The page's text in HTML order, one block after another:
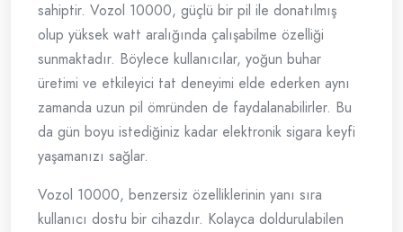
sahiptir. Vozol 10000, güçlü bir pil ile donatılmış
olup yüksek watt aralığında çalışabilme özelliği
sunmaktadır. Böylece kullanıcılar, yoğun buhar
üretimi ve etkileyici tat deneyimi elde ederken aynı
zamanda uzun pil ömründen de faydalanabilirler. Bu
da gün boyu istediğiniz kadar elektronik sigara keyfi
yaşamanızı sağlar.
Vozol 10000, benzersiz özelliklerinin yanı sıra
kullanıcı dostu bir cihazdır. Kolayca doldurulabilen